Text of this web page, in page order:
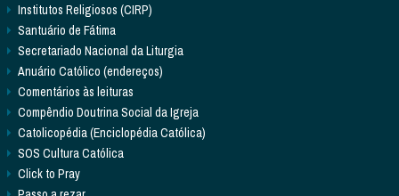
Institutos Religiosos (CIRP)
Santuário de Fátima
Secretariado Nacional da Liturgia
Anuário Católico (endereços)
Comentários às leituras
Compêndio Doutrina Social da Igreja
Catolicopédia (Enciclopédia Católica)
SOS Cultura Católica
Click to Pray